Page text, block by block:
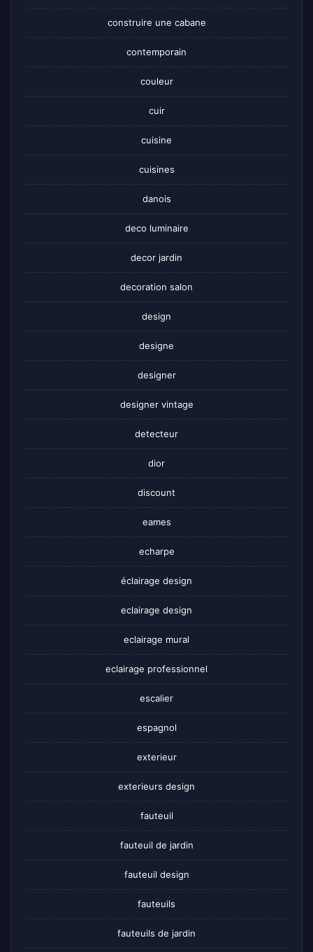
construire une cabane
contemporain
couleur
cuir
cuisine
cuisines
danois
deco luminaire
decor jardin
decoration salon
design
designe
designer
designer vintage
detecteur
dior
discount
eames
echarpe
éclairage design
eclairage design
eclairage mural
eclairage professionnel
escalier
espagnol
exterieur
exterieurs design
fauteuil
fauteuil de jardin
fauteuil design
fauteuils
fauteuils de jardin